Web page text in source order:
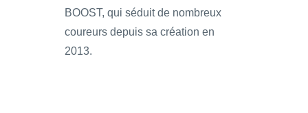
BOOST, qui séduit de nombreux
coureurs depuis sa création en
2013.